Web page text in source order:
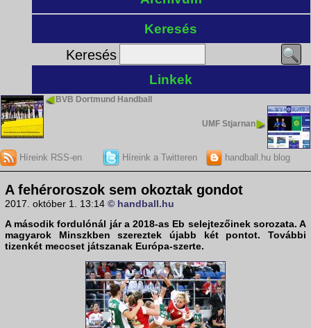
Keresés
Keresés
Linkek
BVB Dortmund Handball
UMF Stjarnan
Híreink RSS-en Híreink a Twitteren handball.hu blog
A fehéroroszok sem okoztak gondot
2017. október 1. 13:14 © handball.hu
A második fordulónál jár a2018-as Eb selejtezőineksorozata. A
magyarok Minszkben szereztek újabb két pontot. További
tizenkét meccset játszanak Európa-szerte.